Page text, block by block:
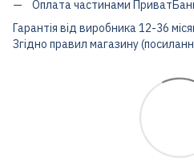
Оплата частинами
Гарантія від виробника 12-36
Згідно правил магазину